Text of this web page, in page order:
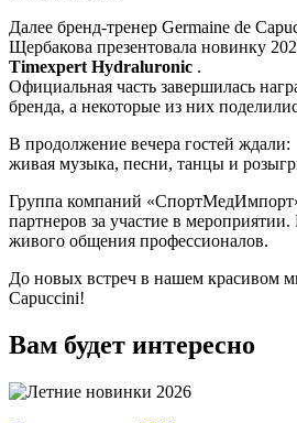
Далее бренд-тренер Germaine de
Щербакова презентовала новинку
Timexpert Hydraluronic .
Официальная часть завершилась
бренда, а некоторые из них
В продолжение вечера гостей ждали:
живая музыка, песни, танцы и
Группа компаний
партнеров за участие в
живого общения профессионалов.
До новых встреч в нашем красивом
Capuccini!
Вам будет интересно